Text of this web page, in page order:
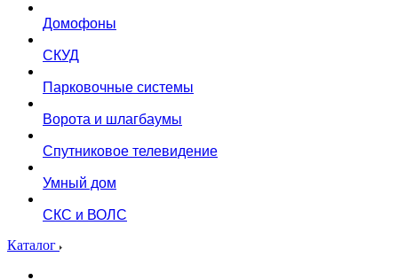
Домофоны
СКУД
Парковочные системы
Ворота и шлагбаумы
Спутниковое телевидение
Умный дом
СКС и ВОЛС
Каталог